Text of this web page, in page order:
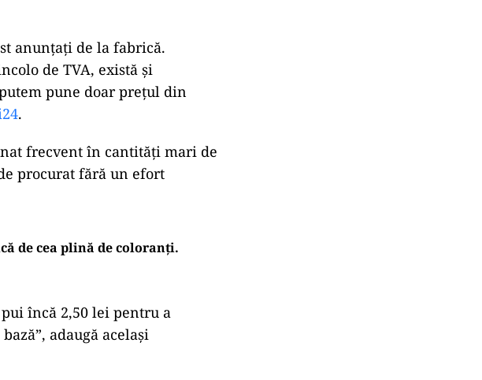
anunțați de la fabrică.
de TVA, există și
pune doar prețul din
.
frecvent în cantități mari de
procurat fără un efort
de cea plină de coloranți.
încă 2,50 lei pentru a
adaugă același